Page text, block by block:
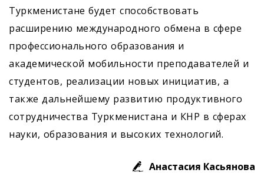
Туркменистане будет способствовать
расширению международного обмена в сфере
профессионального образования и
академической мобильности преподавателей и
студентов, реализации новых инициатив, а
также дальнейшему развитию продуктивного
сотрудничества Туркменистана и КНР в сферах
науки, образования и высоких технологий.
Анастасия Касьянова